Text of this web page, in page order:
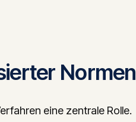
Normen
eine zentrale Rolle.